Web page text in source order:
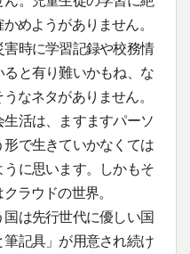
めようがありません。
時に学習記録や校務情
と有り難いかもね、な
なネタがありません。
活は、ますますパーソ
で生きていかなくては
に思います。しかもそ
ラウドの世界。
は先行世代に優しい国
記具」が用意され続け